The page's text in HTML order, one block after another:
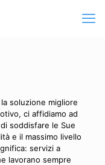
soluzione migliore
ci affidiamo ad
soddisfare le Sue
e il massimo livello
servizi a
lavorano sempre